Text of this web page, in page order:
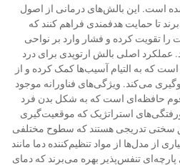
است. این بالش‌های درمانی از اصول
تا حمایت هدفمندی فراهم کنند که
تقویت کرده و فشار وارد بر نواحی
اصلی بالش ارتوپدی برای درد
که به التیام آسیب‌ها کمک کرده و از
می‌کند. ویژگی‌های فناورانه موجود
حافظه‌ای است که به شکل بدن فرد
استراتژیک که موقعیت‌گیری
سختی تدریجی هستند که سطوح مختلفی
از مدل‌ها از مواد تنظیم‌کننده دما مانند
تنفس‌پذیر بهره می‌برند که دمای